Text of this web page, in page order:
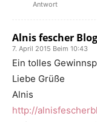
Antwort
Alnis fescher Blog
7. April 2015 Beim 10:43
Ein tolles
Liebe Grüße
Alnis
http://